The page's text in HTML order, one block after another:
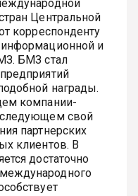
Центральной
корреспонденту
и
БМЗ стал
награды.
компании-
свой
партнерских
клиентов. В
достаточно